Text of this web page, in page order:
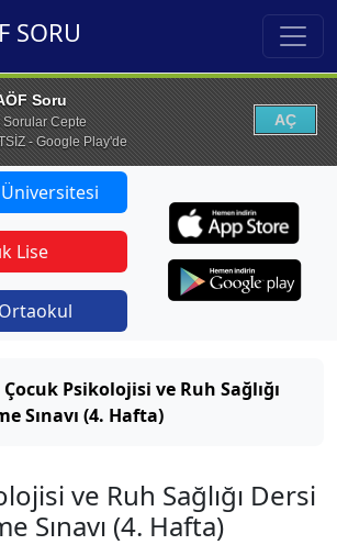
SORU
Soru
Sorular Cepte
- Google Play'de
AÇ
Lise
Çocuk Psikolojisi ve Ruh Sağlığı
Sınavı (4. Hafta)
ve Ruh Sağlığı Dersi
Sınavı (4. Hafta)